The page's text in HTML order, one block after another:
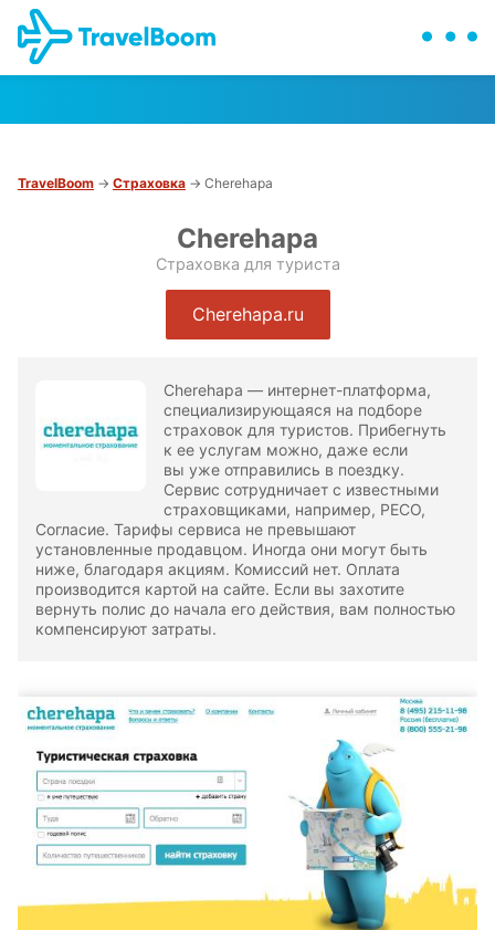
TravelBoom → Страховка → Cherehapa
Cherehapa
Страховка для туриста
Cherehapa.ru
Cherehapa — интернет-платформа,
специализирующаяся на подборе
страховок для туристов. Прибегнуть
к ее услугам можно, даже если
вы уже отправились в поездку.
Сервис сотрудничает с известными
страховщиками, например, РЕСО,
Согласие. Тарифы сервиса не превышают
установленные продавцом. Иногда они могут быть
ниже, благодаря акциям. Комиссий нет. Оплата
производится картой на сайте. Если вы захотите
вернуть полис до начала его действия, вам полностью
компенсируют затраты.